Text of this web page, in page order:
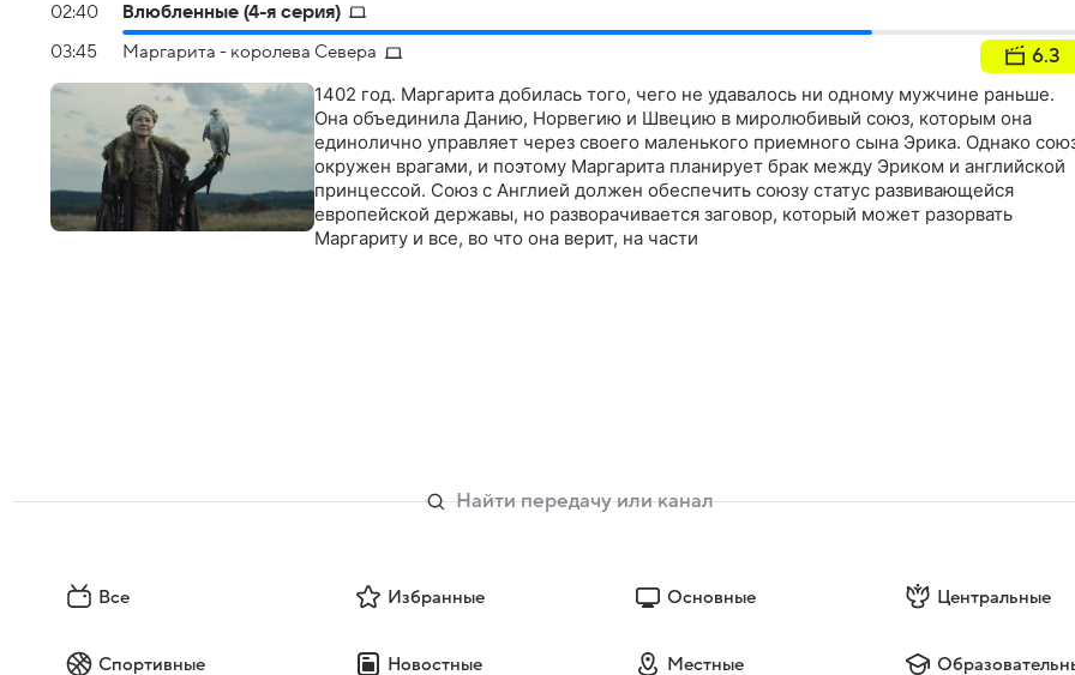
02:40
Влюбленные (4-я серия)
03:45 Маргарита - королева Севера 6.3
1402 год. Маргарита добилась того, чего не удавалось ни одному мужчине раньше.
Она объединила Данию, Норвегию и Швецию в миролюбивый союз, которым она
единолично управляет через своего маленького приемного сына Эрика. Однако
окружен врагами, и поэтому Маргарита планирует брак между Эриком и английской
принцессой. Союз с Англией должен обеспечить союзу статус развивающейся
европейской державы, но разворачивается заговор, который может разорвать
Маргариту и все, во что она верит, на части
Все Избранные Основные Центральные
Спортивные Новостные Местные